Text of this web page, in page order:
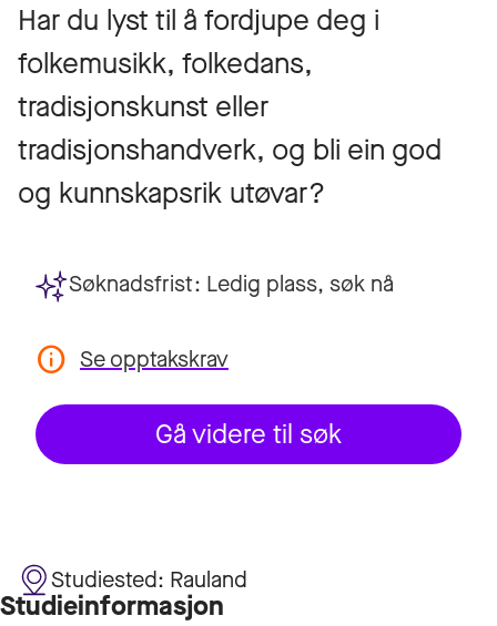
Har du lyst til å fordjupe deg i
folkemusikk, folkedans,
tradisjonskunst eller
tradisjonshandverk, og bli ein god
og kunnskapsrik utøvar?
Søknadsfrist: Ledig plass, søk nå
Se opptakskrav
Gå videre til søk
Studieinformasjon
Studiested: Rauland